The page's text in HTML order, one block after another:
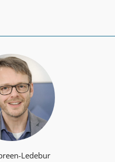
Ledebur